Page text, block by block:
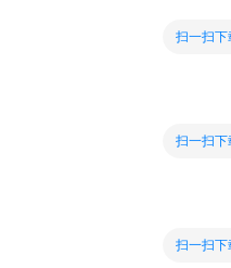
扫一扫下
扫一扫下
扫一扫下